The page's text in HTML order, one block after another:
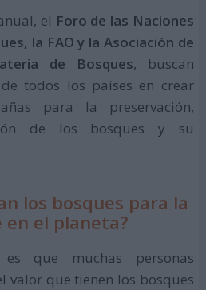
el Foro de las Naciones
la FAO y la Asociación de
de Bosques, buscan
todos los países en crear
para la preservación,
de los bosques y su
los bosques para la
el planeta?
que muchas personas
valor que tienen los bosques